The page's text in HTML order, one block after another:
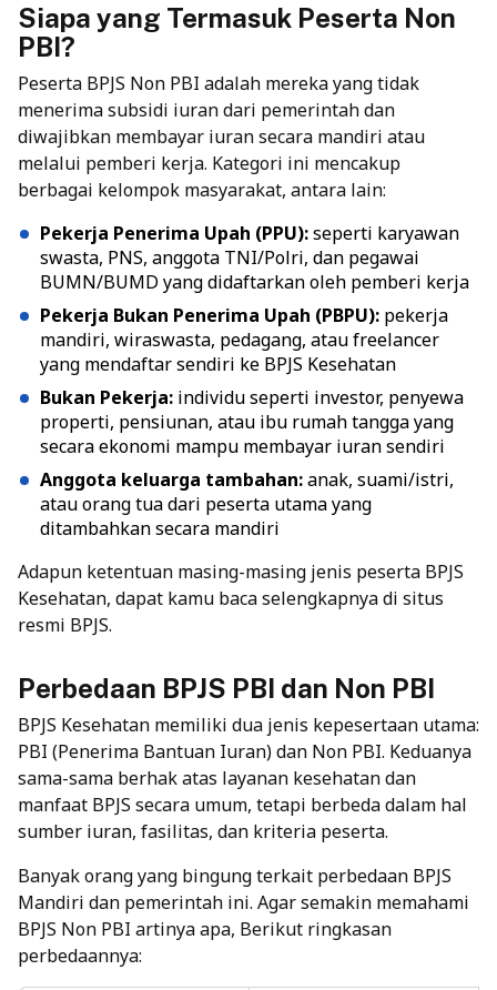
Siapa yang Termasuk Peserta Non
PBI?
Peserta BPJS Non PBI adalah mereka yang tidak
menerima subsidi iuran dari pemerintah dan
diwajibkan membayar iuran secara mandiri atau
melalui pemberi kerja. Kategori ini mencakup
berbagai kelompok masyarakat, antara lain:
Pekerja Penerima Upah (PPU):seperti karyawan
swasta, PNS, anggota TNI/Polri, dan pegawai
BUMN/BUMD yang didaftarkan oleh pemberi kerja
Pekerja Bukan Penerima Upah (PBPU): pekerja
mandiri, wiraswasta, pedagang, atau freelancer
yang mendaftar sendiri ke BPJS Kesehatan
Bukan Pekerja: individu seperti investor, penyewa
properti, pensiunan, atau ibu rumah tangga yang
secara ekonomi mampu membayar iuran sendiri
Anggota keluarga tambahan:anak, suami/istri,
atau orang tua dari peserta utama yang
ditambahkan secara mandiri
Adapun ketentuan masing-masing jenis peserta BPJS
Kesehatan, dapat kamu baca selengkapnya di situs
resmi BPJS.
Perbedaan BPJS PBI dan Non PBI
BPJS Kesehatan memiliki dua jenis kepesertaan utama:
PBI (Penerima Bantuan Iuran) dan Non PBI. Keduanya
sama-sama berhak atas layanan kesehatan dan
manfaat BPJS secara umum, tetapi berbeda dalam hal
sumber iuran, fasilitas, dan kriteria peserta.
Banyak orang yang bingung terkait perbedaan BPJS
Mandiri dan pemerintah ini. Agar semakin memahami
BPJS Non PBI artinya apa, Berikut ringkasan
perbedaannya: